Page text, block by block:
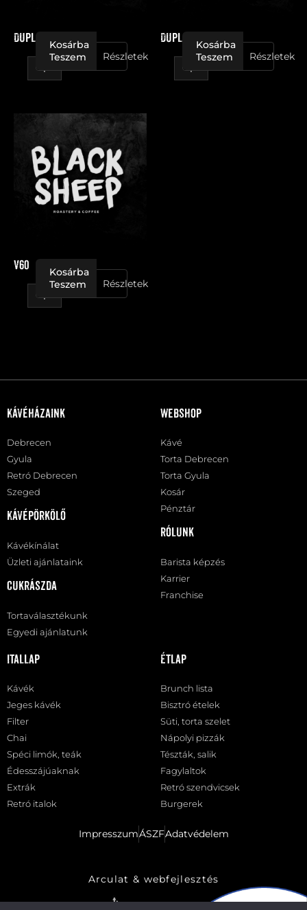
Dupla Macchiato
Részletek
Kosárba
Teszem
Dupla Cafe Latte
Részletek
Kosárba
Teszem
V60
Részletek
V60
mennyiség
Kosárba
Teszem
Kávéházaink
Debrecen
Gyula
Retró Debrecen
Szeged
Kávépörkölő
Kávékínálat
Üzleti ajánlataink
Cukrászda
Tortaválasztékunk
Egyedi ajánlatunk
Webshop
Kávé
Torta Debrecen
Torta Gyula
Kosár
Pénztár
Rólunk
Barista képzés
Karrier
Franchise
Itallap
Kávék
Jeges kávék
Filter
Chai
Spéci limók, teák
Édesszájúaknak
Extrák
Retró italok
Étlap
Brunch lista
Bisztró ételek
Süti, torta szelet
Nápolyi pizzák
Tészták, salik
Fagylaltok
Retró szendvicsek
Burgerek
ImpresszumÁSZFAdatvédelem
Arculat & webfejlesztés